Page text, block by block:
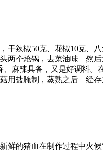
辣椒50克、花椒10克、
个炝锅，去菜油味；然
麻辣具备，又是好调料。
盐腌制，蒸熟之后，经
的猪血在制作过程中火